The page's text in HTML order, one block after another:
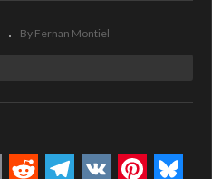
By Fernan Montiel